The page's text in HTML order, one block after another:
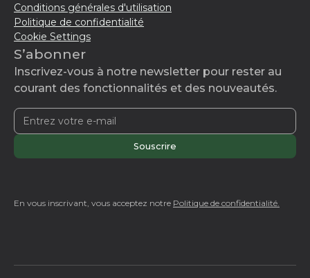
Conditions générales d'utilisation
Politique de confidentialité
Cookie Settings
S’abonner
Inscrivez-vous à notre newsletter pour rester au
courant des fonctionnalités et des nouveautés.
En vous inscrivant, vous acceptez notre Politique de confidentialité.